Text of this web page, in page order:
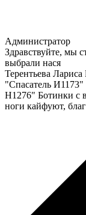
Администратор
Здравствуйте, мы
выбрали нася
Терентьева Лариса
"Спасатель
Н1276" Ботинки с
ноги кайфуют,